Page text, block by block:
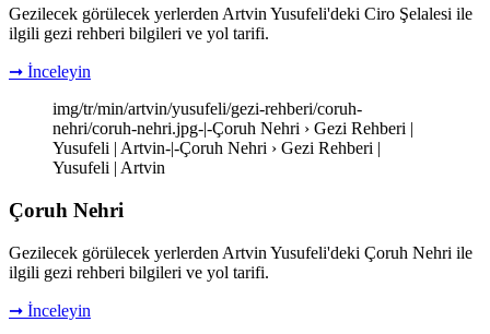
Gezilecek görülecek yerlerden Artvin Yusufeli'deki Ciro Şelalesi ile
ilgili gezi rehberi bilgileri ve yol tarifi.
➞ İnceleyin
img/tr/min/artvin/yusufeli/gezi-rehberi/coruh-
nehri/coruh-nehri.jpg-|-Çoruh Nehri › Gezi Rehberi |
Yusufeli | Artvin-|-Çoruh Nehri › Gezi Rehberi |
Yusufeli | Artvin
Çoruh Nehri
Gezilecek görülecek yerlerden Artvin Yusufeli'deki Çoruh Nehri ile
ilgili gezi rehberi bilgileri ve yol tarifi.
➞ İnceleyin